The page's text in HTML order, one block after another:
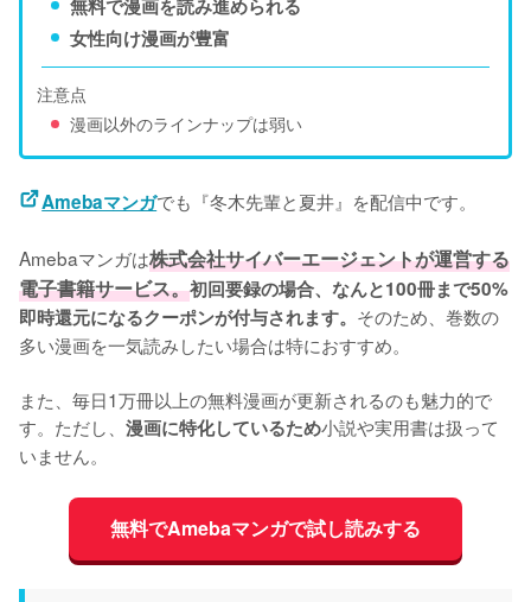
無料で漫画を読み進められる
女性向け漫画が豊富
注意点
漫画以外のラインナップは弱い
Amebaマンガでも『冬木先輩と夏井』を配信中です。
Amebaマンガは株式会社サイバーエージェントが運営する
電子書籍サービス。初回要録の場合、なんと100冊まで50%
即時還元になるクーポンが付与されます。 そのため、巻数の
多い漫画を一気読みしたい場合は特におすすめ。
また、毎日1万冊以上の無料漫画が更新されるのも魅力的で
す。ただし、 漫画に特化しているため小説や実用書は扱って
いません。
無料でAmebaマンガで試し読みする